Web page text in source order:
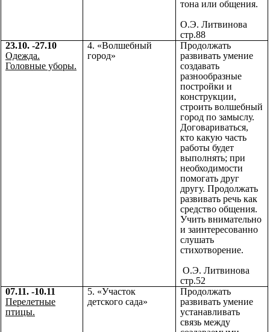
тона или общения.
О.Э. Литвинова
стр.88
23.10. -27.10
Одежда.
Головные уборы.
4. «Волшебный
город»
Продолжать
развивать умение
создавать
разнообразные
постройки и
конструкции,
строить волшебный
город по замыслу.
Договариваться,
кто какую часть
работы будет
выполнять; при
необходимости
помогать друг
другу. Продолжать
развивать речь как
средство общения.
Учить внимательно
и заинтересованно
слушать
стихотворение.
О.Э. Литвинова
стр.52
07.11. -10.11
Перелетные
птицы.
5. «Участок
детского сада»
Продолжать
развивать умение
устанавливать
связь между